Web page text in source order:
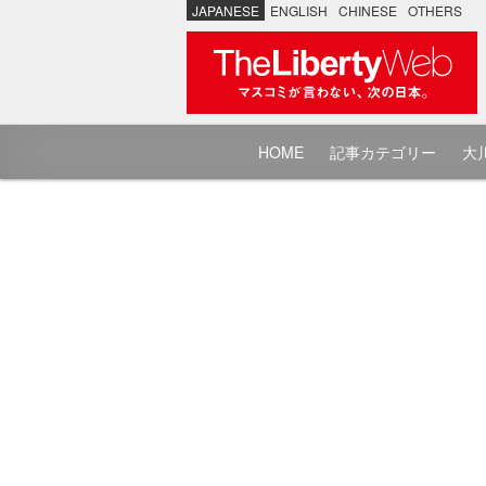
JAPANESE ENGLISH CHINESE OTHERS
HOME 記事カテゴリー 大